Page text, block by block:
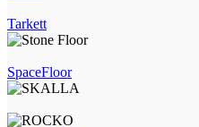
Tarkett
SpaceFloor